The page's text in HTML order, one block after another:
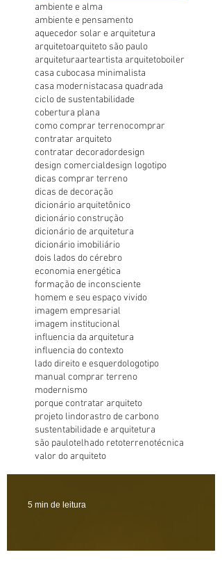
ambiente e alma
ambiente e pensamento
aquecedor solar e arquitetura
arquitetoarquiteto são paulo
arquiteturaarteartista arquitetoboiler
casa cubocasa minimalista
casa modernistacasa quadrada
ciclo de sustentabilidade
cobertura plana
como comprar terrenocomprar
contratar arquiteto
contratar decoradordesign
design comercialdesign logotipo
dicas comprar terreno
dicas de decoração
dicionário arquitetônico
dicionário construção
dicionário de arquitetura
dicionário imobiliário
dois lados do cérebro
economia energética
formação de inconsciente
homem e seu espaço vivido
imagem empresarial
imagem institucional
influencia da arquitetura
influencia do contexto
lado direito e esquerdologotipo
manual comprar terreno
modernismo
porque contratar arquiteto
projeto lindorastro de carbono
sustentabilidade e arquitetura
são paulotelhado retoterrenotécnica
valor do arquiteto
5 min de leitura